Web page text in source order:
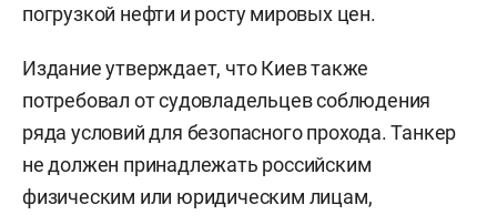
погрузкой нефти и росту мировых цен.
Издание утверждает, что Киев также
потребовал от судовладельцев соблюдения
ряда условий для безопасного прохода. Танкер
не должен принадлежать российским
физическим или юридическим лицам,